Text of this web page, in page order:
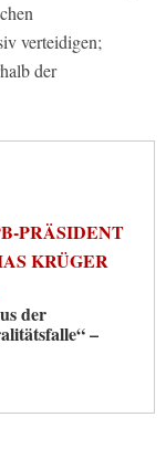
verteidigen;
der
PRÄSIDENT
KRÜGER
der
–